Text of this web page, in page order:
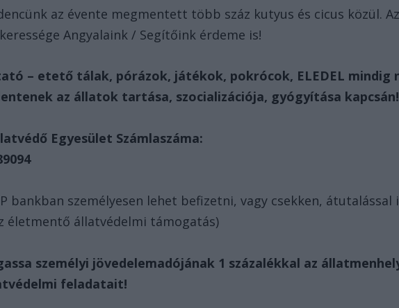
az évente megmentett több száz kutyus és cicus közül. Az
Angyalaink / Segítőink érdeme is!
– etető tálak, pórázok, játékok, pokrócok, ELEDEL mindig
az állatok tartása, szocializációja, gyógyítása kapcsán!
Egyesület Számlaszáma:
bankban személyesen lehet befizetni, vagy csekken, átutalással
életmentő állatvédelmi támogatás)
személyi jövedelemadójának 1 százalékkal az
feladatait!